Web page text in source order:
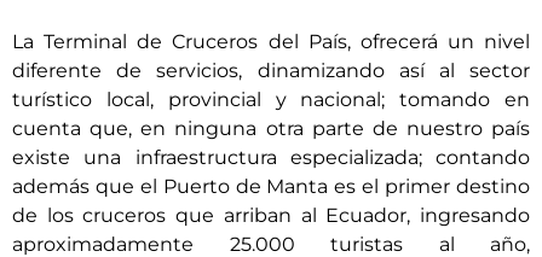
La Terminal de Cruceros del País, ofrecerá un nivel
diferente de servicios, dinamizando así al sector
turístico local, provincial y nacional; tomando en
cuenta que, en ninguna otra parte de nuestro país
existe una infraestructura especializada; contando
además que el Puerto de Manta es el primer destino
de los cruceros que arriban al Ecuador, ingresando
aproximadamente 25.000 turistas al año,